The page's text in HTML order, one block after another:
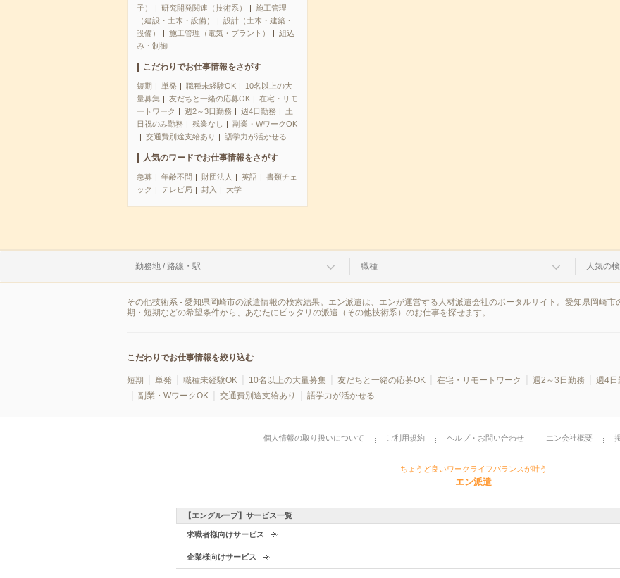
子）
研究開発関連（技術系）
施工管理
（建設・土木・設備）
設計（土木・建築・
設備）
施工管理（電気・プラント）
組込
み・制御
こだわりでお仕事情報をさがす
短期 単発 職種未経験OK
10名以上の大
量募集
友だちと一緒の応募OK
在宅・リモ
ートワーク
週2～3日勤務 週4日勤務
土
日祝のみ勤務
残業なし
副業・WワークOK
交通費別途支給あり
語学力が活かせる
人気のワードでお仕事情報をさがす
急募 年齢不問 財団法人 英語
書類チェ
ック
テレビ局 封入 大学
勤務地 / 路線・駅 職種 人気の
その他技術系 - 愛知県岡崎市の派遣情報の検索結果。エン派遣は、エンが運営する人材派遣会社のポータルサイト。愛知県岡崎
期・短期などの希望条件から、あなたにピッタリの派遣（その他技術系）のお仕事を探せます。
こだわりでお仕事情報を絞り込む
短期 単発 職種未経験OK 10名以上の大量募集 友だちと一緒の応募OK 在宅・リモートワーク 週2～3日勤務 週4日
副業・WワークOK
交通費別途支給あり 語学力が活かせる
個人情報の取り扱いについて ご利用規約 ヘルプ・お問い合わせ エン会社概要
ちょうど良いワークライフバランスが叶う
エン派遣
【エングループ】サービス一覧
求職者様向けサービス
企業様向けサービス